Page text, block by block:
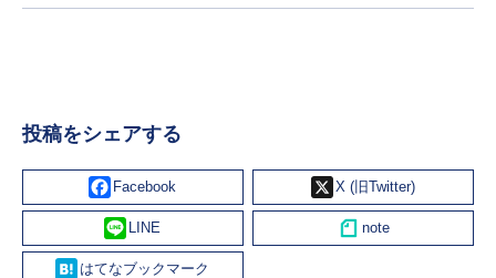
投稿をシェアする
Facebook X
Line
Hatena